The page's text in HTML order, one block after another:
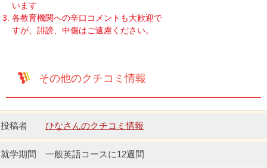
います
各教育機関への辛口コメントも大歓迎で
すが、誹謗、中傷はご遠慮ください。
その他のクチコミ情報
ひなさんのクチコミ情報
一般英語コースに12週間